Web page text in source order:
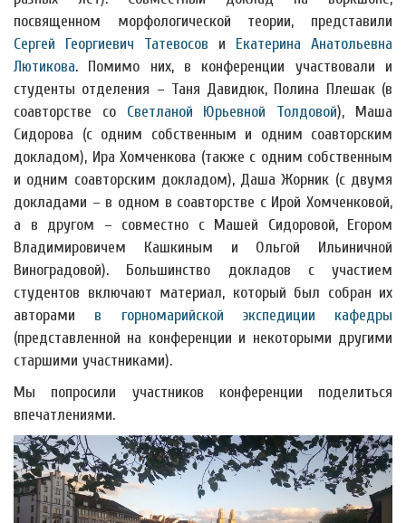
посвященном морфологической теории, представили
Сергей Георгиевич Татевосов и Екатерина Анатольевна
Лютикова. Помимо них, в конференции участвовали и
студенты отделения – Таня Давидюк, Полина Плешак (в
соавторстве со Светланой Юрьевной Толдовой), Маша
Сидорова (с одним собственным и одним соавторским
докладом), Ира Хомченкова (также с одним собственным
и одним соавторским докладом), Даша Жорник (с двумя
докладами – в одном в соавторстве с Ирой Хомченковой,
а в другом – совместно с Машей Сидоровой, Егором
Владимировичем Кашкиным и Ольгой Ильиничной
Виноградовой). Большинство докладов с участием
студентов включают материал, который был собран их
авторами в горномарийской экспедиции кафедры
(представленной на конференции и некоторыми другими
старшими участниками).
Мы попросили участников конференции поделиться
впечатлениями.